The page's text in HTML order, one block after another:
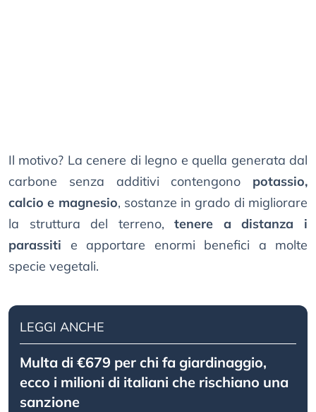
Il motivo? La cenere di legno e quella generata dal
carbone senza additivi contengono potassio,
calcio e magnesio, sostanze in grado di migliorare
la struttura del terreno,tenere a distanza i
parassiti e apportare enormi benefici a molte
specie vegetali.
LEGGI ANCHE
Multa di €679 per chi fa giardinaggio,
ecco i milioni di italiani che rischiano una
sanzione